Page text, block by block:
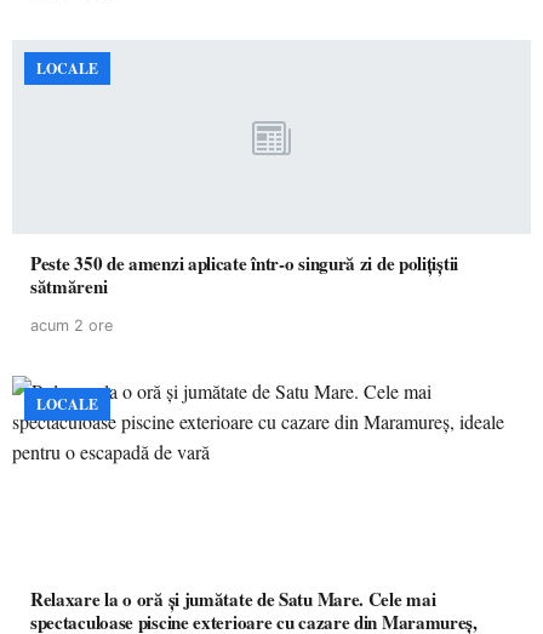
LOCALE
Peste 350 de amenzi aplicate într-o singură zi de polițiștii
sătmăreni
acum 2 ore
LOCALE
Relaxare la o oră și jumătate de Satu Mare. Cele mai
spectaculoase piscine exterioare cu cazare din Maramureș,